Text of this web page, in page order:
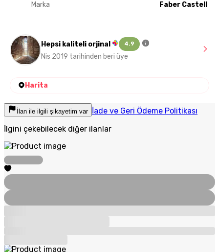
Marka Faber Castell
Hepsi kaliteli orjinal 4.9
Nis 2019 tarihinden beri üye
Harita
İlan ile ilgili şikayetim var İade ve Geri Ödeme Politikası
İlgini çekebilecek diğer ilanlar